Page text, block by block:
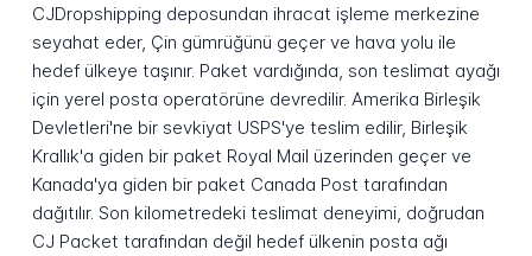
CJDropshipping deposundan ihracat işleme merkezine
seyahat eder, Çin gümrüğünü geçer ve hava yolu ile
hedef ülkeye taşınır. Paket vardığında, son teslimat ayağı
için yerel posta operatörüne devredilir. Amerika Birleşik
Devletleri'ne bir sevkiyat USPS'ye teslim edilir, Birleşik
Krallık'a giden bir paket Royal Mail üzerinden geçer ve
Kanada'ya giden bir paket Canada Post tarafından
dağıtılır. Son kilometredeki teslimat deneyimi, doğrudan
CJ Packet tarafından değil hedef ülkenin posta ağı